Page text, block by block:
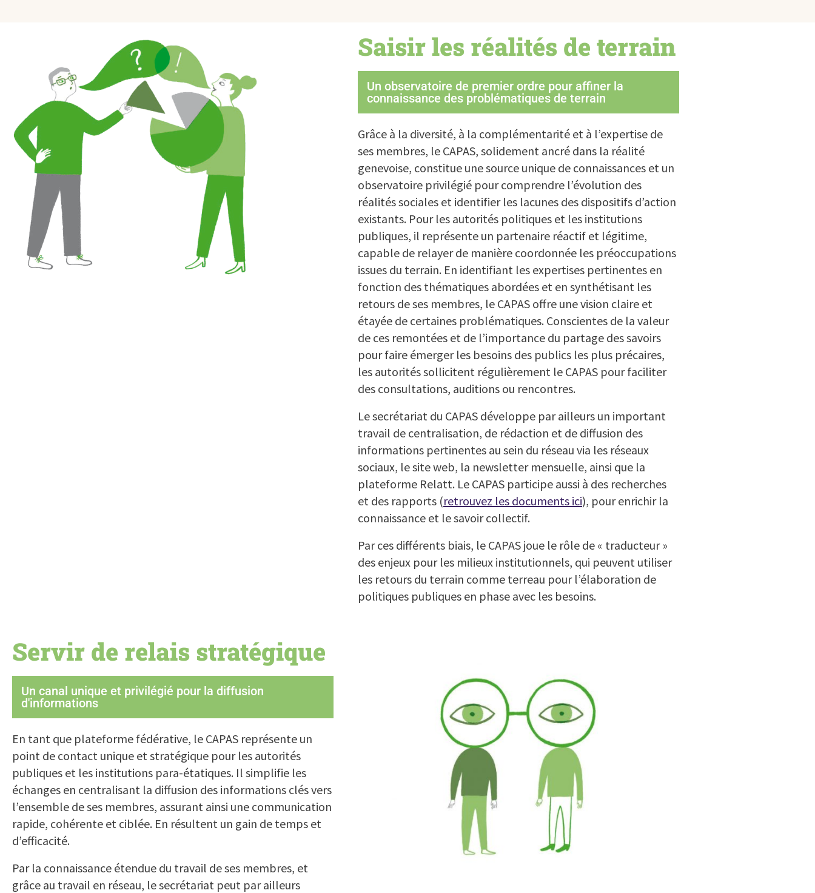
Saisir les réalités de terrain
Un observatoire de premier ordre pour affiner la
connaissance des problématiques de terrain
Grâce à la diversité, à la complémentarité et à l’expertise de
ses membres, le CAPAS, solidement ancré dans la réalité
genevoise, constitue une source unique de connaissances et un
observatoire privilégié pour comprendre l’évolution des
réalités sociales et identifier les lacunes des dispositifs d’action
existants. Pour les autorités politiques et les institutions
publiques, il représente un partenaire réactif et légitime,
capable de relayer de manière coordonnée les préoccupations
issues du terrain. En identifiant les expertises pertinentes en
fonction des thématiques abordées et en synthétisant les
retours de ses membres, le CAPAS offre une vision claire et
étayée de certaines problématiques. Conscientes de la valeur
de ces remontées et de l’importance du partage des savoirs
pour faire émerger les besoins des publics les plus précaires,
les autorités sollicitent régulièrement le CAPAS pour faciliter
des consultations, auditions ou rencontres.
Le secrétariat du CAPAS développe par ailleurs un important
travail de centralisation, de rédaction et de diffusion des
informations pertinentes au sein du réseau via les réseaux
sociaux, le site web, la newsletter mensuelle, ainsi que la
plateforme Relatt. Le CAPAS participe aussi à des recherches
et des rapports (retrouvez les documents ici), pour enrichir la
connaissance et le savoir collectif.
Par ces différents biais, le CAPAS joue le rôle de « traducteur »
des enjeux pour les milieux institutionnels, qui peuvent utiliser
les retours du terrain comme terreau pour l’élaboration de
politiques publiques en phase avec les besoins.
Servir de relais stratégique
Un canal unique et privilégié pour la diffusion
d'informations
En tant que plateforme fédérative, le CAPAS représente un
point de contact unique et stratégique pour les autorités
publiques et les institutions para-étatiques. Il simplifie les
échanges en centralisant la diffusion des informations clés vers
l’ensemble de ses membres, assurant ainsi une communication
rapide, cohérente et ciblée. En résultent un gain de temps et
d’efficacité.
Par la connaissance étendue du travail de ses membres, et
grâce au travail en réseau, le secrétariat peut par ailleurs